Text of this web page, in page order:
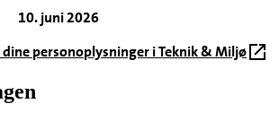
10. juni 2026
dine personoplysninger i Teknik & Miljø